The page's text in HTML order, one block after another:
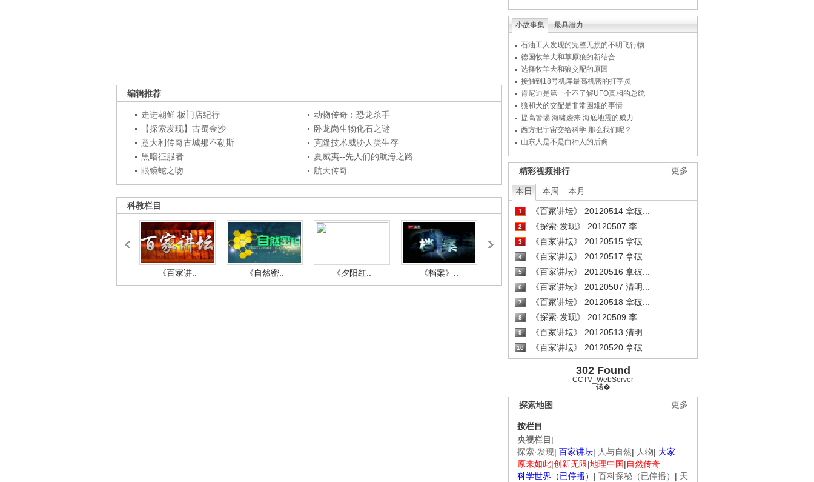
小故事集 最具潜力
石油工人发现的完整无损的不明飞行物
德国牧羊犬和草原狼的新结合
选择牧羊犬和狼交配的原因
接触到18号机库最高机密的打字员
肯尼迪是第一个不了解UFO真相的总统
狼和犬的交配是非常困难的事情
提高警惕 海啸袭来 海底地震的威力
西方把宇宙交给科学 那么我们呢？
山东人是不是白种人的后裔
更多
精彩视频排行
本日 本周 本月
1 《百家讲坛》 20120514 拿破...
2 《探索·发现》 20120507 李...
3 《百家讲坛》 20120515 拿破...
4 《百家讲坛》 20120517 拿破...
5 《百家讲坛》 20120516 拿破...
6 《百家讲坛》 20120507 清明...
7 《百家讲坛》 20120518 拿破...
8 《探索·发现》 20120509 李...
9 《百家讲坛》 20120513 清明...
10 《百家讲坛》 20120520 拿破...
302 Found
CCTV_WebServer
锘�
更多
探索地图
按栏目
央视栏目 |
探索·发现| 百家讲坛| 人与自然| 人物| 大家
原来如此|创新无限|地理中国|自然传奇
科学世界（已停播） | 百科探秘（已停播） | 天
编辑推荐
走进朝鲜 板门店纪行
动物传奇：恐龙杀手
【探索发现】古蜀金沙
卧龙岗生物化石之谜
意大利传奇古城那不勒斯
克隆技术威胁人类生存
黑暗征服者
夏威夷--先人们的航海之路
眼镜蛇之吻
航天传奇
科教栏目
《百家讲.. 《自然密.. 《夕阳红.. 《档案》.. 《人与自.. 《经典人..